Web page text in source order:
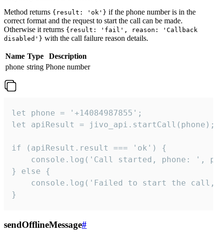
Method returns {result: 'ok'} if the phone number is in the
correct format and the request to start the call can be made.
Otherwise it returns {result: 'fail', reason: 'Callback
disabled'} with the call failure reason details.
Name Type
Description
phone string Phone number
let phone = '+14084987855';
let apiResult = jivo_api.startCall(phone);
if (apiResult.result === 'ok') {
console.log('Call started, phone: ',
} else {
console.log('Failed to start the
}
sendOfflineMessage#